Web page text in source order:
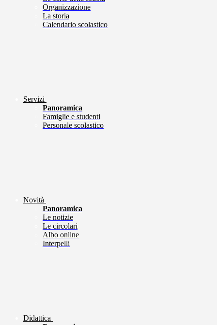
Organizzazione
La storia
Calendario scolastico
Servizi
Panoramica
Famiglie e studenti
Personale scolastico
Novità
Panoramica
Le notizie
Le circolari
Albo online
Interpelli
Didattica